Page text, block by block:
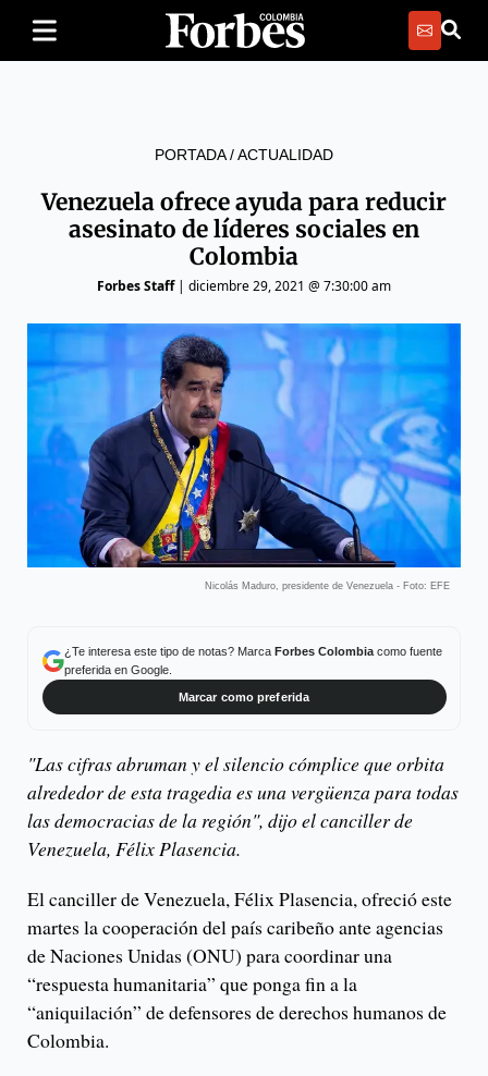
PORTADA/ACTUALIDAD
Venezuela ofrece ayuda para reducir
asesinato de líderes sociales en
Colombia
Forbes Staff| diciembre 29, 2021 @ 7:30:00 am
Nicolás Maduro, presidente de Venezuela - Foto: EFE
¿Te interesa este tipo de notas? Marca Forbes Colombiacomo fuente
preferida en Google.
Marcar como preferida
"Las cifras abruman y el silencio cómplice que orbita
alrededor de esta tragedia es una vergüenza para todas
las democracias de la región", dijo el canciller de
Venezuela, Félix Plasencia.
El canciller de Venezuela, Félix Plasencia, ofreció este
martes la cooperación del país caribeño ante agencias
de Naciones Unidas (ONU) para coordinar una
“respuesta humanitaria” que ponga fin a la
“aniquilación” de defensores de derechos humanos de
Colombia.